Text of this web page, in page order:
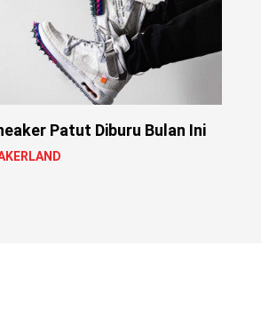
Patut Diburu Bulan Ini